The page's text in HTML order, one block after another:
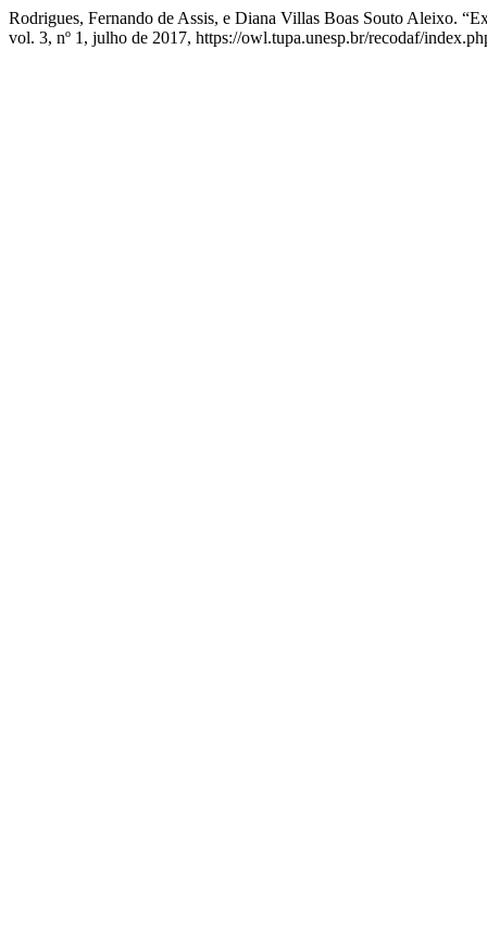
Rodrigues, Fernando de Assis, e Diana Villas Boas Souto Aleixo.
vol. 3, nº 1, julho de 2017, https://owl.tupa.unesp.br/recodaf/